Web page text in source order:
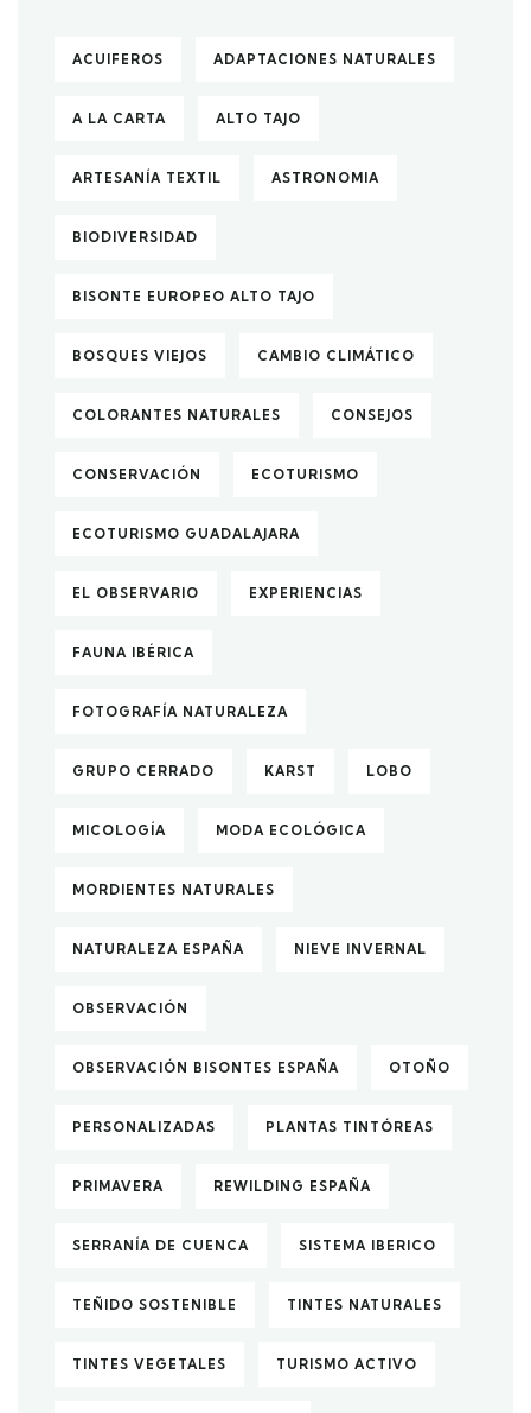
ACUIFEROS ADAPTACIONES NATURALES
A LA CARTA ALTO TAJO
ARTESANÍA TEXTIL ASTRONOMIA
BIODIVERSIDAD
BISONTE EUROPEO ALTO TAJO
BOSQUES VIEJOS CAMBIO CLIMÁTICO
COLORANTES NATURALES CONSEJOS
CONSERVACIÓN ECOTURISMO
ECOTURISMO GUADALAJARA
EL OBSERVARIO EXPERIENCIAS
FAUNA IBÉRICA
FOTOGRAFÍA NATURALEZA
GRUPO CERRADO KARST LOBO
MICOLOGÍA MODA ECOLÓGICA
MORDIENTES NATURALES
NATURALEZA ESPAÑA NIEVE INVERNAL
OBSERVACIÓN
OBSERVACIÓN BISONTES ESPAÑA OTOÑO
PERSONALIZADAS PLANTAS TINTÓREAS
PRIMAVERA REWILDING ESPAÑA
SERRANÍA DE CUENCA SISTEMA IBERICO
TEÑIDO SOSTENIBLE TINTES NATURALES
TINTES VEGETALES TURISMO ACTIVO